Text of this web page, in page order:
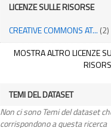
LICENZE SULLE RISORSE
CREATIVE COMMONS AT... (2)
MOSTRA ALTRO LICENZE
TEMI DEL DATASET
Non ci sono Temi del dataset
corrispondono a questa ricerca